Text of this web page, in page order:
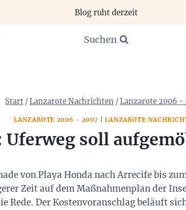
Blog ruht derzeit
Suchen
Start /Lanzarote Nachrichten /Lanzarote 2006 -
LANZAROTE 2006 - 2007 LANZAROTE
Uferweg soll
von Playa Honda nach Arrecife bis
Zeit auf dem Maßnahmenplan der
Rede. Der Kostenvoranschlag beläuft